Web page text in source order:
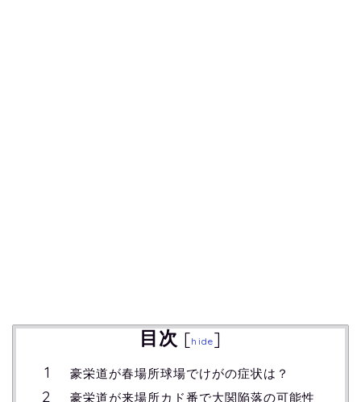
目次 [hide]
豪栄道が春場所球場でけがの症状は？
豪栄道が来場所カド番で大関陥落の可能性